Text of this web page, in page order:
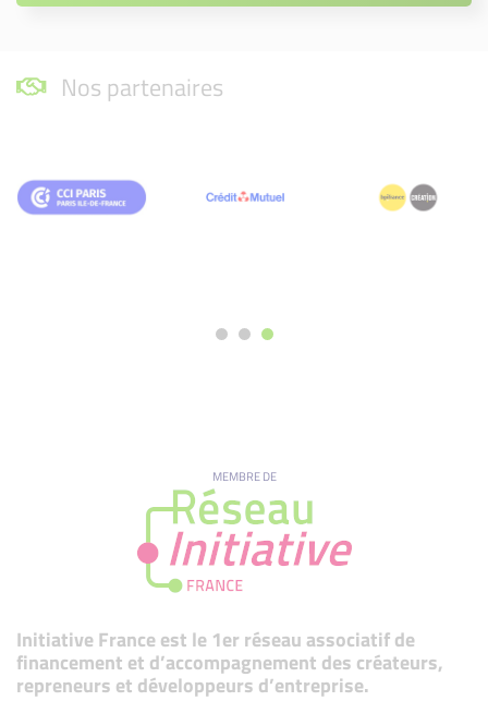
Nos partenaires
MEMBRE DE
Initiative France est le 1er réseau associatif de
financement et d’accompagnement des créateurs,
repreneurs et développeurs d’entreprise.